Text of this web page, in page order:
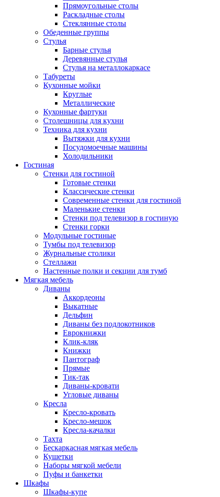
Прямоугольные столы
Раскладные столы
Стеклянные столы
Обеденные группы
Стулья
Барные стулья
Деревянные стулья
Стулья на металлокаркасе
Табуреты
Кухонные мойки
Круглые
Металлические
Кухонные фартуки
Столешницы для кухни
Техника для кухни
Вытяжки для кухни
Посудомоечные машины
Холодильники
Гостиная
Стенки для гостиной
Готовые стенки
Классические стенки
Современные стенки для гостиной
Маленькие стенки
Стенки под телевизор в гостиную
Стенки горки
Модульные гостиные
Тумбы под телевизор
Журнальные столики
Стеллажи
Настенные полки и секции для тумб
Мягкая мебель
Диваны
Аккордеоны
Выкатные
Дельфин
Диваны без подлокотников
Еврокнижки
Клик-кляк
Книжки
Пантограф
Прямые
Тик-так
Диваны-кровати
Угловые диваны
Кресла
Кресло-кровать
Кресло-мешок
Кресла-качалки
Тахта
Бескаркасная мягкая мебель
Кушетки
Наборы мягкой мебели
Пуфы и банкетки
Шкафы
Шкафы-купе